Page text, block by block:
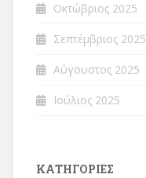
Οκτώβριος 2025
Σεπτέμβριος 2025
Αύγουστος 2025
Ιούλιος 2025
ΚΑΤΗΓΟΡΊΕΣ